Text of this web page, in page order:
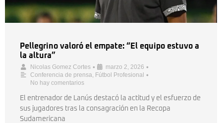
Pellegrino valoró el empate: “El equipo estuvo a
la altura”
Nicolas Gomez Cortes • marzo 2, 2026 •
Conferencia de prensa, Fútbol Profesional •
No hay comentarios
El entrenador de Lanús destacó la actitud y el esfuerzo de
sus jugadores tras la consagración en la Recopa
Sudamericana